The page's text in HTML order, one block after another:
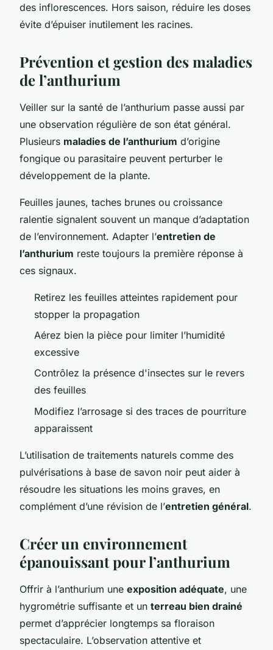
des inflorescences. Hors saison, réduire les doses
évite d’épuiser inutilement les racines.
Prévention et gestion des maladies
de l’anthurium
Veiller sur la santé de l’anthurium passe aussi par
une observation régulière de son état général.
Plusieurs maladies de l’anthurium d’origine
fongique ou parasitaire peuvent perturber le
développement de la plante.
Feuilles jaunes, taches brunes ou croissance
ralentie signalent souvent un manque d’adaptation
de l’environnement. Adapter l’entretien de
l’anthurium reste toujours la première réponse à
ces signaux.
Retirez les feuilles atteintes rapidement pour
stopper la propagation
Aérez bien la pièce pour limiter l’humidité
excessive
Contrôlez la présence d'insectes sur le revers
des feuilles
Modifiez l’arrosage si des traces de pourriture
apparaissent
L’utilisation de traitements naturels comme des
pulvérisations à base de savon noir peut aider à
résoudre les situations les moins graves, en
complément d’une révision de l’entretien général.
Créer un environnement
épanouissant pour l’anthurium
Offrir à l’anthurium une exposition adéquate, une
hygrométrie suffisante et un terreau bien drainé
permet d’apprécier longtemps sa floraison
spectaculaire. L’observation attentive et